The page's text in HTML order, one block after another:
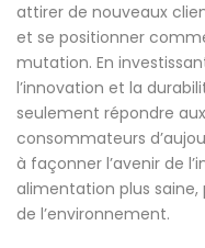
attirer de nouveaux
et se positionner
mutation. En
l’innovation et la
seulement répondre
consommateurs
à façonner l’avenir de
alimentation plus
de l’environnement.